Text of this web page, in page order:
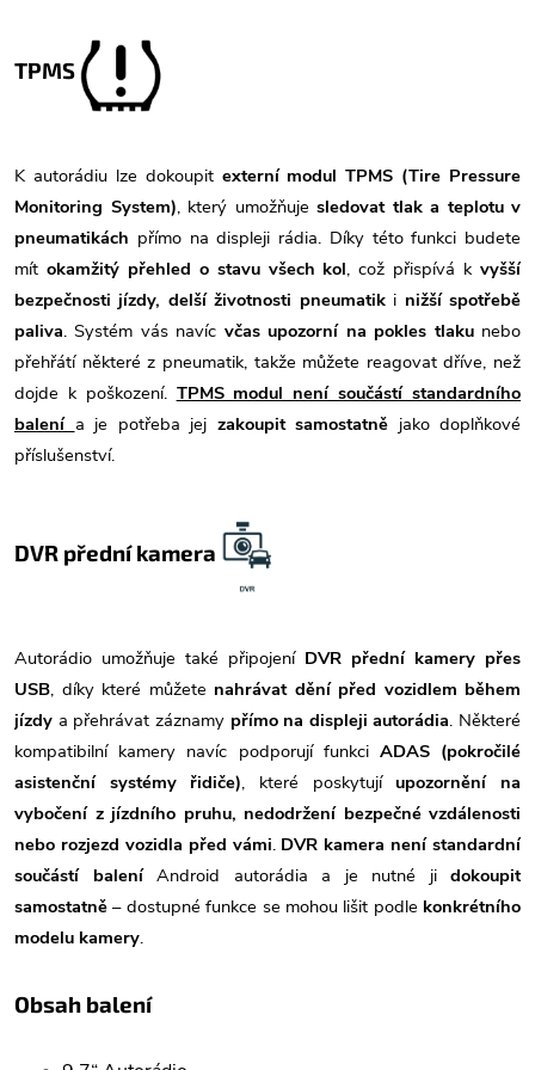
TPMS
K autorádiu lze dokoupit externí modul TPMS (Tire Pressure
Monitoring System), který umožňuje sledovat tlak a teplotu v
pneumatikách přímo na displeji rádia. Díky této funkci budete
mít okamžitý přehled o stavu všech kol, což přispívá k vyšší
bezpečnosti jízdy, delší životnosti pneumatik i nižší spotřebě
paliva. Systém vás navíc včas upozorní na pokles tlaku nebo
přehřátí některé z pneumatik, takže můžete reagovat dříve, než
dojde k poškození. TPMS modul není součástí standardního
balení a je potřeba jej zakoupit samostatně jako doplňkové
příslušenství.
DVR přední kamera
Autorádio umožňuje také připojení DVR přední kamery přes
USB, díky které můžete nahrávat dění před vozidlem během
jízdy a přehrávat záznamy přímo na displeji autorádia. Některé
kompatibilní kamery navíc podporují funkci ADAS (pokročilé
asistenční systémy řidiče), které poskytujíupozornění na
vybočení z jízdního pruhu, nedodržení bezpečné vzdálenosti
nebo rozjezd vozidla před vámi. DVR kamera není standardní
součástí baleníAndroid autorádia a je nutné ji dokoupit
samostatně – dostupné funkce se mohou lišit podle konkrétního
modelu kamery.
Obsah balení